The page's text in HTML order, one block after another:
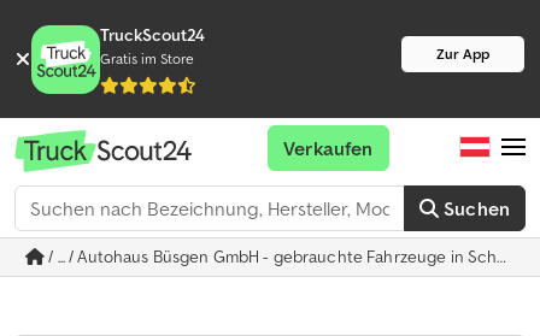
TruckScout24
Gratis im Store Zur App
Suchen
Verkaufen
/ ... / Autohaus Büsgen GmbH - gebrauchte Fahrzeuge in Schwelm